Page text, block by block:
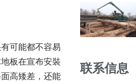
可能都不容易
板在宣布安裝
高矮差，还能
联系信息